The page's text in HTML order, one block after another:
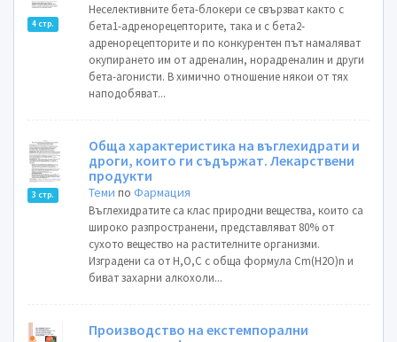
4 стр.
Неселективните бета-блокери се свързват както с
бета1-адренорецепторите, така и с бета2-
адренорецепторите и по конкурентен път намаляват
окупирането им от адреналин, норадреналин и други
бета-агонисти. В химично отношение някои от тях
наподобяват...
3 стр.
Обща характеристика на въглехидрати и
дроги, които ги съдържат. Лекарствени
продукти
Теми поФармация
Въглехидратите са клас природни вещества, които са
широко разпространени, представляват 80% от
сухото вещество на растителните организми.
Изградени са от Н,О,С с обща формула Cm(H2O)n и
биват захарни алкохоли...
Производство на екстемпорални